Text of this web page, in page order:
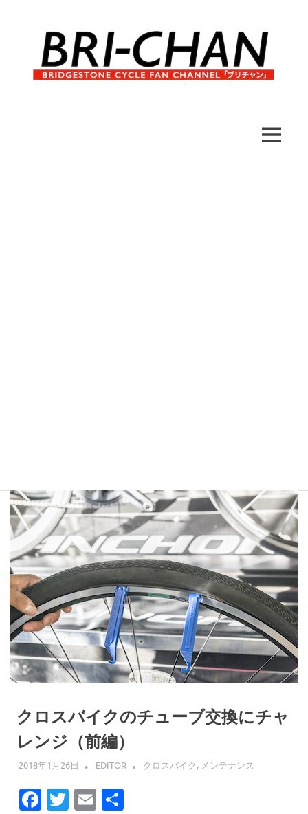
MENU
クロスバイクのチューブ交換にチャ
レンジ（前編）
2018年1月26日 EDITOR クロスバイク, メンテナンス
Facebook
Twitter
Email